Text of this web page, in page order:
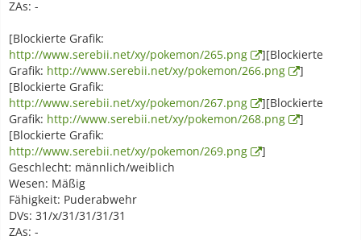
ZAs: -
[Blockierte Grafik:
http://www.serebii.net/xy/pokemon/265.png
][Blockierte
Grafik: http://www.serebii.net/xy/pokemon/266.png
]
[Blockierte Grafik:
http://www.serebii.net/xy/pokemon/267.png
][Blockierte
Grafik: http://www.serebii.net/xy/pokemon/268.png
]
[Blockierte Grafik:
http://www.serebii.net/xy/pokemon/269.png
]
Geschlecht: männlich/weiblich
Wesen: Mäßig
Fähigkeit: Puderabwehr
DVs: 31/x/31/31/31/31
ZAs: -